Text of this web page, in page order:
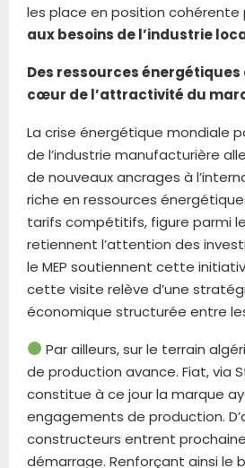
les place en position cohérente
aux besoins de l’industrie
Des ressources
cœur de l’attractivité du
La crise énergétique mondiale
de l’industrie manufacturière
de nouveaux ancrages à
riche en ressources
tarifs compétitifs, figure parmi
retiennent l’attention des
le MEP soutiennent cette
cette visite relève d’une
économique structurée entre
Par ailleurs, sur le terrain
de production avance. Fiat, via
constitue à ce jour la marque
engagements de production.
constructeurs entrent
démarrage. Renforçant ainsi le